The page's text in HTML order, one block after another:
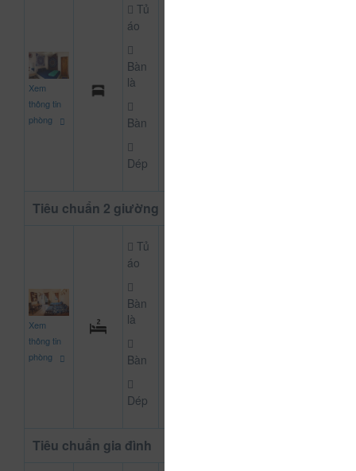
Xem
thông tin
phòng
Tủ
áo
Bàn
là
Bàn
Dép
Tiêu chuẩn 2 giường
Xem
thông tin
phòng
Tủ
áo
Bàn
là
Bàn
Dép
Tiêu chuẩn gia đình